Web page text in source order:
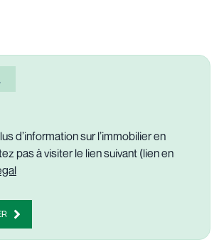
d’information sur l’immobilier en
pas à visiter le lien suivant (lien en